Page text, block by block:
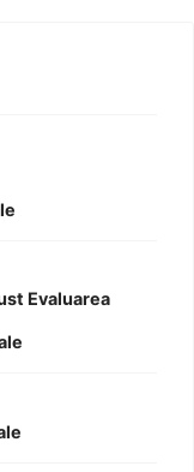
Evaluarea